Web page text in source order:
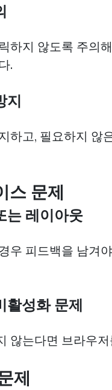
하지 않도록 주의
.
지
하고, 필요하지 않
스 문제
는 레이아웃
우 피드백을 남겨
활성화 문제
않는다면 브라우
제